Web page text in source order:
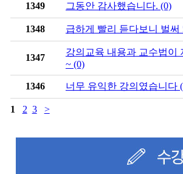
1349 그동안 감사했습니다. (0)
1348 급하게 빨리 듣다보니 벌써
1347
강의교육 내용과 교수법이
~ (0)
1346 너무 유익한 강의였습니다
1 2 3 >